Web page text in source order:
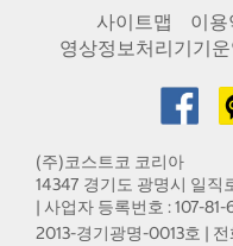
사이트맵 이
영상정보처리기기운
(주)코스트코 코리아
14347 경기도 광명시 일직
| 사업자 등록번호 : 107-
2013-경기광명-0013호 |